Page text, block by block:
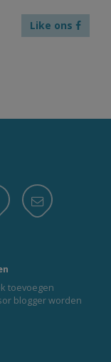
Like ons
toevoegen
blogger worden